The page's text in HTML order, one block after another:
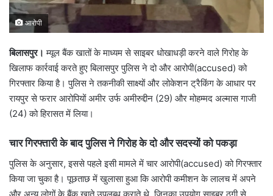
l
आरोपी
बिलासपुर। म्यूल बैंक खातों के माध्यम से साइबर धोखाधड़ी करने वाले गिरोह के
खिलाफ कार्रवाई करते हुए बिलासपुर पुलिस ने दो और आरोपी(accused) को
गिरफ्तार किया है। पुलिस ने तकनीकी साक्ष्यों और लोकेशन ट्रैकिंग के आधार पर
रायपुर से फरार आरोपियों अमीर उर्फ अमीरुद्दीन (29) और मोहम्मद अल्मास गाजी
(24) को हिरासत में लिया।
चार गिरफ्तारी के बाद पुलिस ने गिरोह के दो और सदस्यों को पकड़ा
पुलिस के अनुसार, इससे पहले इसी मामले में चार आरोपी(accused) को गिरफ्तार
किया जा चुका है। पूछताछ में खुलासा हुआ कि आरोपी कमीशन के लालच में अपने
और अन्य लोगों के बैंक खाते उपलब्ध कराते थे, जिनका उपयोग साइबर ठगी से